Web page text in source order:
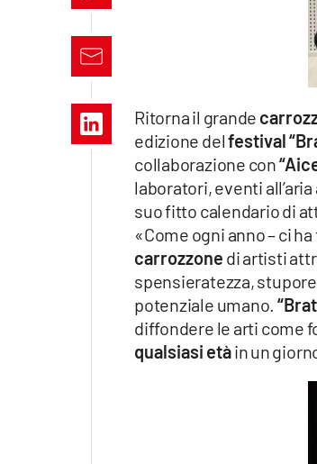
Vai
Ritorna il grande
edizione delfestival
collaborazione con
laboratori, eventi
suo fitto calendario di
«Come ogni anno – ci
carrozzone di artisti
spensieratezza,
potenziale umano.
diffondere le arti come
qualsiasi etàin un